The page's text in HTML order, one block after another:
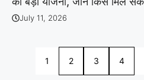
July 11, 2026
1 2 3 4